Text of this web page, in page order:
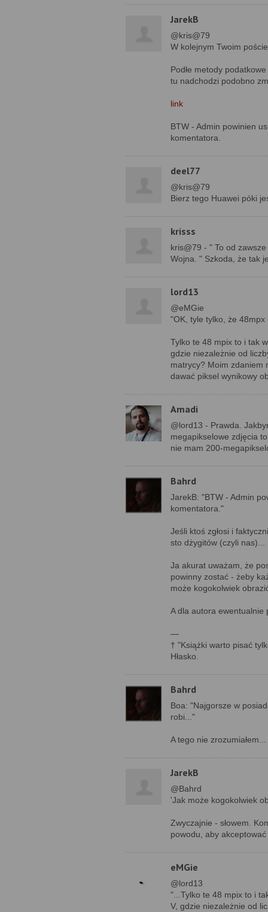
JarekB
@kris@79
W kolejnym Twoim
Podłe metody
tu nadchodzi podobno
link
BTW - Admin powinien
komentatora.
deel77
@kris@79
Bierz tego Huawei póki
krisss
kris@79 - " To od
Wojna. " Szkoda, że tak
lord13
@eMGie
"OK, tyle tylko, że
Tylko te 48 mpix to i tak
gdzie niezależnie od
matrycy? Moim zdaniem
dawać piksel wynikowy
Amadi
@lord13 - Prawda.
megapikselowe zdjęcia
nie mam 200-
Bahrd
JarekB: "BTW - Admin
komentatora."
Jeśli ktoś zgłosi i
sto dżygitów (czyli
Ja akurat uważam, że
powinny zostać - żeby
może kogokolwiek
A dla autora ewentualnie
—
† "Książki warto pisać
Hłasko.
Bahrd
Boa: "Najgorsze w
robi..."
A tego nie
JarekB
@Bahrd
'Jak może kogokolwiek
Zwyczajnie - słowem.
powodu, aby
eMGie
@lord13
"...Tylko te 48 mpix to i
V, gdzie niezależnie od